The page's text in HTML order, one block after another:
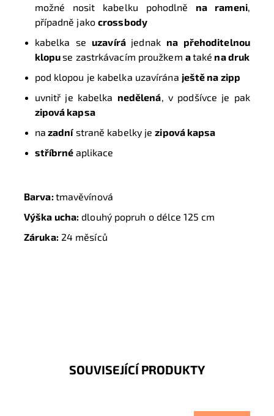
možné nosit kabelku pohodlně na rameni,
případně jako crossbody
kabelka seuzavírá jednak na přehoditelnou
klopuse zastrkávacím proužkem ataké na druk
pod klopou je kabelka uzavírána ještě na zipp
uvnitř je kabelka nedělená , v podšívce je pak
zipová kapsa
na zadnístraně kabelky jezipová kapsa
stříbrné aplikace
Barva:tmavěvínová
Výška ucha: dlouhý popruh o délce 125 cm
Záruka:24 měsíců
SOUVISEJÍCÍ PRODUKTY